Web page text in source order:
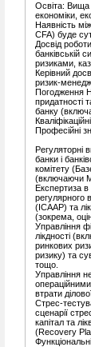
Освіта: Вища
економіки,
Наявність
CFA) буде
Досвід
банківській
ризиками,
Керівний
ризик-
Погодження
придатності
банку
Професійні
Регуляторні
банки і
комітету
(включаючи
Експертиза
регулярного
(ICAAP) та
(зокрема,
Управління
лікдності
ринкових
ризику) та
тощо.
Управління
втрати
Стрес-
сценарії
капітал та
(Recovery